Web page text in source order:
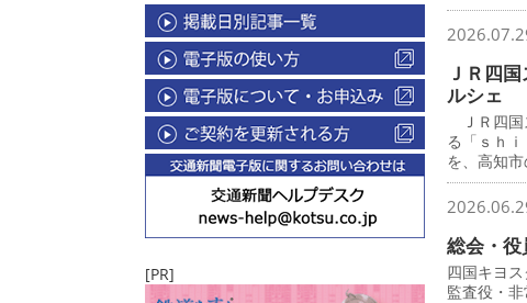
[PR]
ＪＲ四
ルシェ
ＪＲ四国
る「ｓｈ
を、高知
総会・
四国キヨ
監査役・